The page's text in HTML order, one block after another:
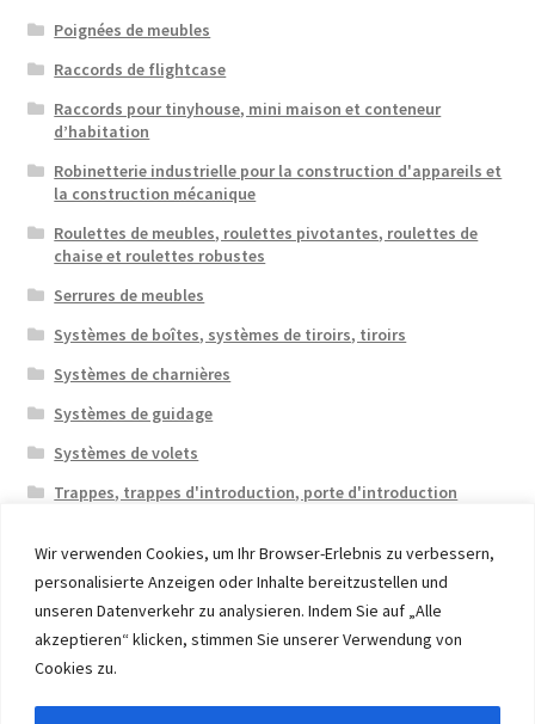
Wir verwenden Cookies, um Ihr Browser-Erlebnis zu verbessern,
personalisierte Anzeigen oder Inhalte bereitzustellen und
unseren Datenverkehr zu analysieren. Indem Sie auf „Alle
akzeptieren“ klicken, stimmen Sie unserer Verwendung von
Cookies zu.
Poignées de meubles
Raccords de flightcase
Raccords pour tinyhouse, mini maison et conteneur
d’habitation
Robinetterie industrielle pour la construction d'appareils et
la construction mécanique
Roulettes de meubles, roulettes pivotantes, roulettes de
chaise et roulettes robustes
Serrures de meubles
Systèmes de boîtes, systèmes de tiroirs, tiroirs
Systèmes de charnières
Systèmes de guidage
Systèmes de volets
Trappes, trappes d'introduction, porte d'introduction
© 2026 Eruon Trade UG, Germany, member of the ERUON